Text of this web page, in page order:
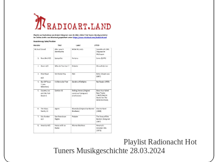
Playlist Radionacht Hot
Tuners Musikgeschichte 28.03.2024